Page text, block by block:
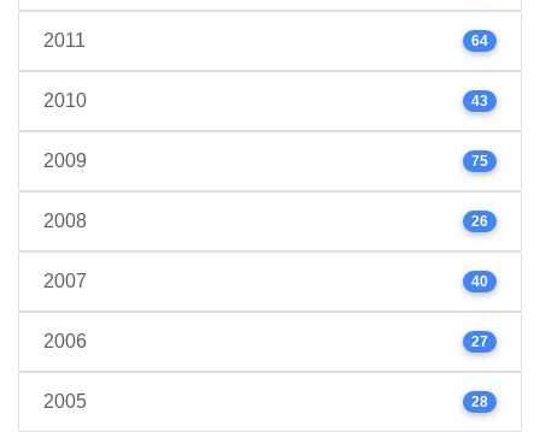
2011 64
2010 43
2009 75
2008 26
2007 40
2006 27
2005 28